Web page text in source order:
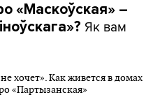
«Маскоўская» –
Як вам